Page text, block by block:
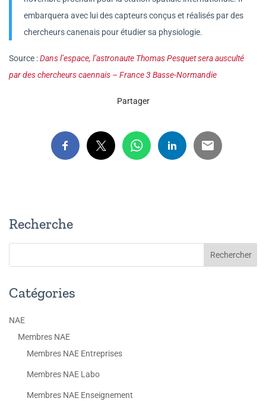
embarquera avec lui des capteurs conçus et réalisés par des
chercheurs canenais pour étudier sa physiologie.
Source :Dans l’espace, l’astronaute Thomas Pesquet sera ausculté
par des chercheurs caennais – France 3 Basse-Normandie
Partager
Recherche
Catégories
NAE
Membres NAE
Membres NAE Entreprises
Membres NAE Labo
Membres NAE Enseignement